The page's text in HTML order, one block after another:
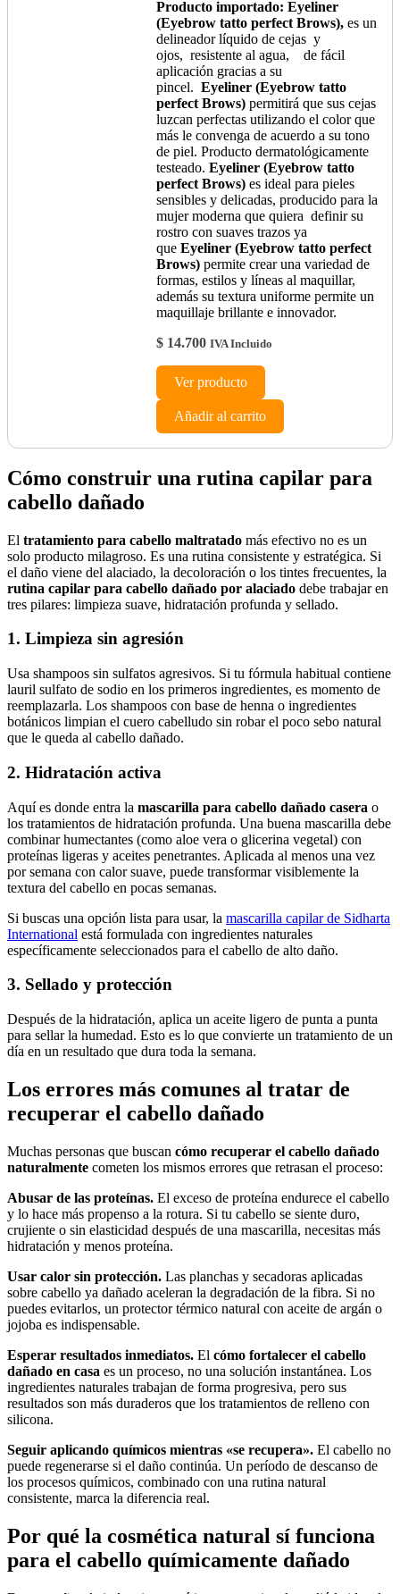
Producto importado: Eyeliner
(Eyebrow tatto perfect Brows), es un
delineador líquido de cejas y
ojos, resistente al agua, de fácil
aplicación gracias a su
pincel. Eyeliner (Eyebrow tatto
perfect Brows) permitirá que sus cejas
luzcan perfectas utilizando el color que
más le convenga de acuerdo a su tono
de piel. Producto dermatológicamente
testeado. Eyeliner (Eyebrow tatto
perfect Brows) es ideal para pieles
sensibles y delicadas, producido para la
mujer moderna que quiera definir su
rostro con suaves trazos ya
que Eyeliner (Eyebrow tatto perfect
Brows) permite crear una variedad de
formas, estilos y líneas al maquillar,
además su textura uniforme permite un
maquillaje brillante e innovador.
$ 14.700 IVA Incluido
Ver producto
Añadir al carrito
Cómo construir una rutina capilar para
cabello dañado
El tratamiento para cabello maltratado más efectivo no es un
solo producto milagroso. Es una rutina consistente y estratégica. Si
el daño viene del alaciado, la decoloración o los tintes frecuentes, la
rutina capilar para cabello dañado por alaciado debe trabajar en
tres pilares: limpieza suave, hidratación profunda y sellado.
1. Limpieza sin agresión
Usa shampoos sin sulfatos agresivos. Si tu fórmula habitual contiene
lauril sulfato de sodio en los primeros ingredientes, es momento de
reemplazarla. Los shampoos con base de henna o ingredientes
botánicos limpian el cuero cabelludo sin robar el poco sebo natural
que le queda al cabello dañado.
2. Hidratación activa
Aquí es donde entra la mascarilla para cabello dañado casera o
los tratamientos de hidratación profunda. Una buena mascarilla debe
combinar humectantes (como aloe vera o glicerina vegetal) con
proteínas ligeras y aceites penetrantes. Aplicada al menos una vez
por semana con calor suave, puede transformar visiblemente la
textura del cabello en pocas semanas.
Si buscas una opción lista para usar, la mascarilla capilar de Sidharta
International está formulada con ingredientes naturales
específicamente seleccionados para el cabello de alto daño.
3. Sellado y protección
Después de la hidratación, aplica un aceite ligero de punta a punta
para sellar la humedad. Esto es lo que convierte un tratamiento de un
día en un resultado que dura toda la semana.
Los errores más comunes al tratar de
recuperar el cabello dañado
Muchas personas que buscan cómo recuperar el cabello dañado
naturalmente cometen los mismos errores que retrasan el proceso:
Abusar de las proteínas. El exceso de proteína endurece el cabello
y lo hace más propenso a la rotura. Si tu cabello se siente duro,
crujiente o sin elasticidad después de una mascarilla, necesitas más
hidratación y menos proteína.
Usar calor sin protección. Las planchas y secadoras aplicadas
sobre cabello ya dañado aceleran la degradación de la fibra. Si no
puedes evitarlos, un protector térmico natural con aceite de argán o
jojoba es indispensable.
Esperar resultados inmediatos. El cómo fortalecer el cabello
dañado en casa es un proceso, no una solución instantánea. Los
ingredientes naturales trabajan de forma progresiva, pero sus
resultados son más duraderos que los tratamientos de relleno con
silicona.
Seguir aplicando químicos mientras «se recupera». El cabello no
puede regenerarse si el daño continúa. Un período de descanso de
los procesos químicos, combinado con una rutina natural
consistente, marca la diferencia real.
Por qué la cosmética natural sí funciona
para el cabello químicamente dañado